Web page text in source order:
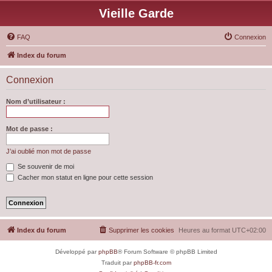
Vieille Garde
FAQ Connexion
Index du forum
Connexion
Nom d’utilisateur :
Mot de passe :
J’ai oublié mon mot de passe
Se souvenir de moi
Cacher mon statut en ligne pour cette session
Index du forum Heures au format UTC+02:00
Supprimer les cookies
Développé parphpBB® Forum Software © phpBB Limited
Traduit parphpBB-fr.com